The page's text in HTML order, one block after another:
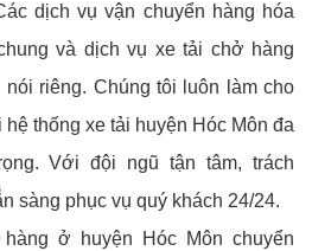
dịch vụ vận chuyển hàng hóa
và dịch vụ xe tải chở hàng
riêng. Chúng tôi luôn làm cho
thống xe tải huyện Hóc Môn đa
Với đội ngũ tận tâm, trách
sàng phục vụ quý khách 24/24.
ở huyện Hóc Môn chuyển